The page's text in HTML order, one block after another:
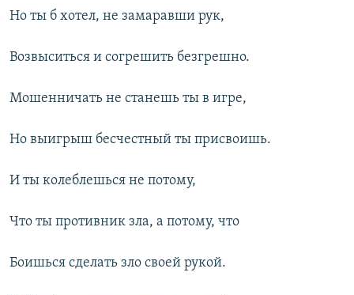
Но ты б хотел, не замаравши рук,
Возвыситься и согрешить безгрешно.
Мошенничать не станешь ты в игре,
Но выигрыш бесчестный ты присвоишь.
И ты колеблешься не потому,
Что ты противник зла, а потому, что
Боишься сделать зло своей рукой.